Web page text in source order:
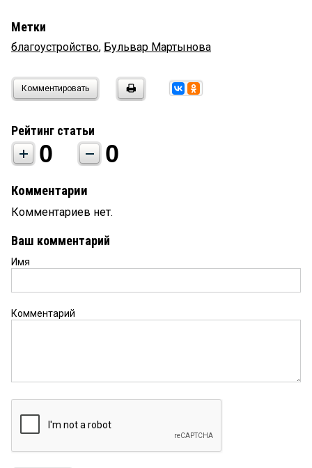
Метки
благоустройство, Бульвар Мартынова
Комментировать
Рейтинг статьи
0 0
Комментарии
Комментариев нет.
Ваш комментарий
Имя
Комментарий